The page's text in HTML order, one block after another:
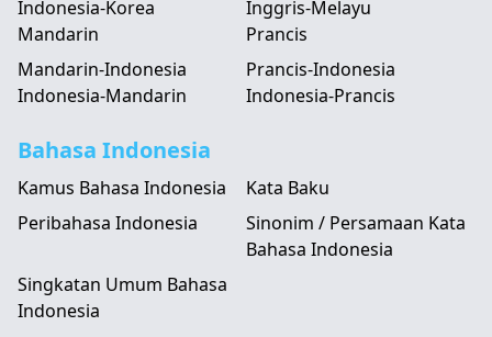
Indonesia-Korea
Inggris-Melayu
Mandarin
Mandarin-Indonesia
Indonesia-Mandarin
Prancis
Prancis-Indonesia
Indonesia-Prancis
Bahasa Indonesia
Kamus Bahasa Indonesia
Kata Baku
Peribahasa Indonesia
Sinonim / Persamaan Kata
Bahasa Indonesia
Singkatan Umum Bahasa
Indonesia